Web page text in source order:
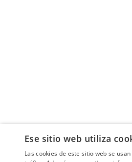
Ese sitio web utiliza
Las cookies de este sitio web se